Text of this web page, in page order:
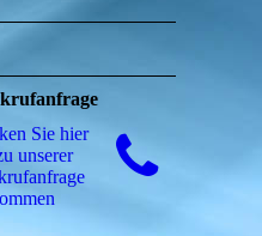
Sie hier
unserer